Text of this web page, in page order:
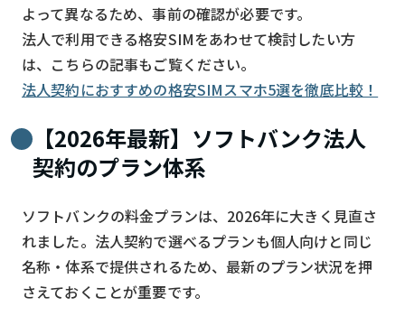
よって異なるため、事前の確認が必要です。
法人で利用できる格安SIMをあわせて検討したい方
は、こちらの記事もご覧ください。
法人契約におすすめの格安SIMスマホ5選を徹底比較！
【2026年最新】ソフトバンク法人
契約のプラン体系
ソフトバンクの料金プランは、2026年に大きく見直さ
れました。法人契約で選べるプランも個人向けと同じ
名称・体系で提供されるため、最新のプラン状況を押
さえておくことが重要です。